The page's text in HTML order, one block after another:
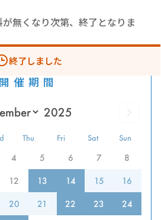
無くなり次第、終了となりま
終了しました
開催期間
Thu Fri Sat Sun
4 5 6 7 8
12 13 14 15 16
20 21 22 23 24